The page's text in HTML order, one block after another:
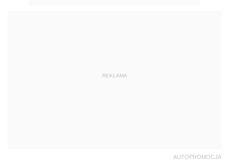
REKLAMA
AUTOPROMOCJA